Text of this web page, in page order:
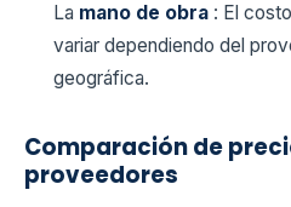
La mano de obra : El
variar dependiendo del
geográfica.
Comparación de
proveedores